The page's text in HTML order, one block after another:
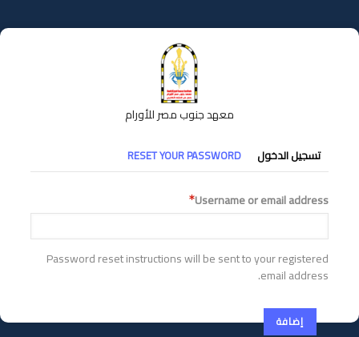
إلى
المحتوى
معهد جنوب مصر للأورام
التبويبات
الأساسية
تسجيل الدخول RESET YOUR PASSWORD
Username or email address
Password reset instructions will be sent to your registered
email address.